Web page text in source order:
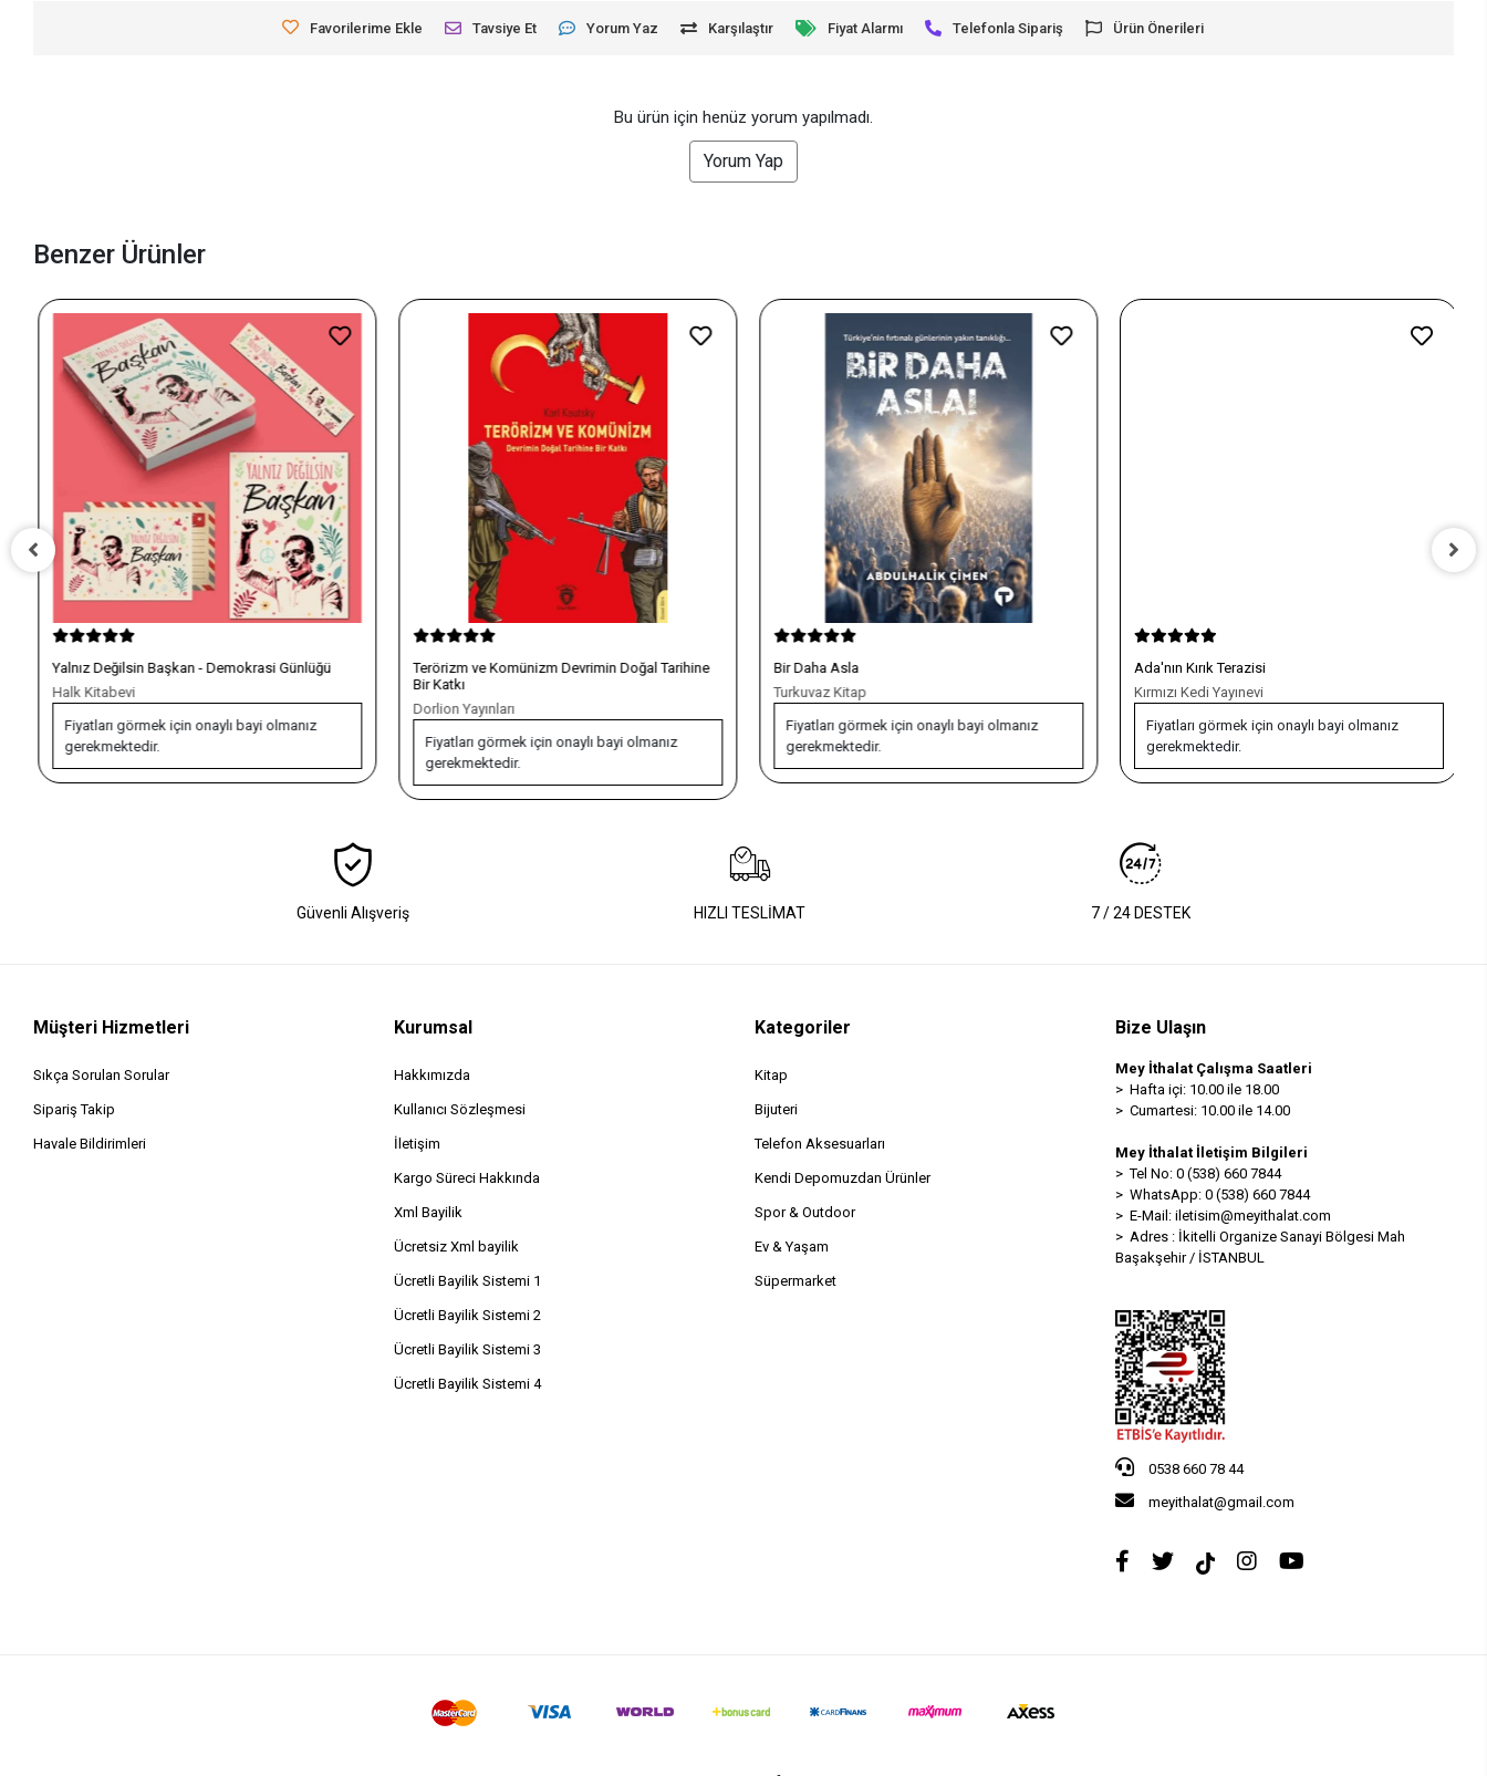
Favorilerime Ekle Tavsiye Et Yorum Yaz Karşılaştır Fiyat Alarmı Telefonla Sipariş Ürün Önerileri
Bu ürün için henüz yorum yapılmadı.
Yorum Yap
Benzer Ürünler
Yalnız Değilsin Başkan - Demokrasi Günlüğü
Halk Kitabevi
Fiyatları görmek için onaylı bayi olmanız
gerekmektedir.
Terörizm ve Komünizm Devrimin Doğal Tarihine
Bir Katkı
Dorlion Yayınları
Fiyatları görmek için onaylı bayi olmanız
gerekmektedir.
Bir Daha Asla
Turkuvaz Kitap
Fiyatları görmek için onaylı bayi olmanız
gerekmektedir.
Ada'nın Kırık Terazisi
Kırmızı Kedi Yayınevi
Fiyatları görmek için onaylı bayi olmanız
gerekmektedir.
Güvenli Alışveriş HIZLI TESLİMAT 7 / 24 DESTEK
Müşteri Hizmetleri
Sıkça Sorulan Sorular
Sipariş Takip
Havale Bildirimleri
Kurumsal
Hakkımızda
Kullanıcı Sözleşmesi
İletişim
Kargo Süreci Hakkında
Xml Bayilik
Ücretsiz Xml bayilik
Ücretli Bayilik Sistemi 1
Ücretli Bayilik Sistemi 2
Ücretli Bayilik Sistemi 3
Ücretli Bayilik Sistemi 4
Kategoriler
Kitap
Bijuteri
Telefon Aksesuarları
Kendi Depomuzdan Ürünler
Spor & Outdoor
Ev & Yaşam
Süpermarket
Bize Ulaşın
Mey İthalat Çalışma Saatleri
> Hafta içi: 10.00 ile 18.00
> Cumartesi: 10.00 ile 14.00
Mey İthalat İletişim Bilgileri
> Tel No: 0 (538) 660 7844
> WhatsApp: 0 (538) 660 7844
> E-Mail: iletisim@meyithalat.com
> Adres : İkitelli Organize Sanayi Bölgesi Mah
Başakşehir / İSTANBUL
0538 660 78 44
meyithalat@gmail.com